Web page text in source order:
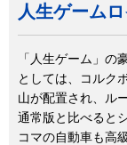
人生ゲーム
「人生ゲーム」の
としては、コルク
山が配置され、ル
通常版と比べると
コマの自動車も高